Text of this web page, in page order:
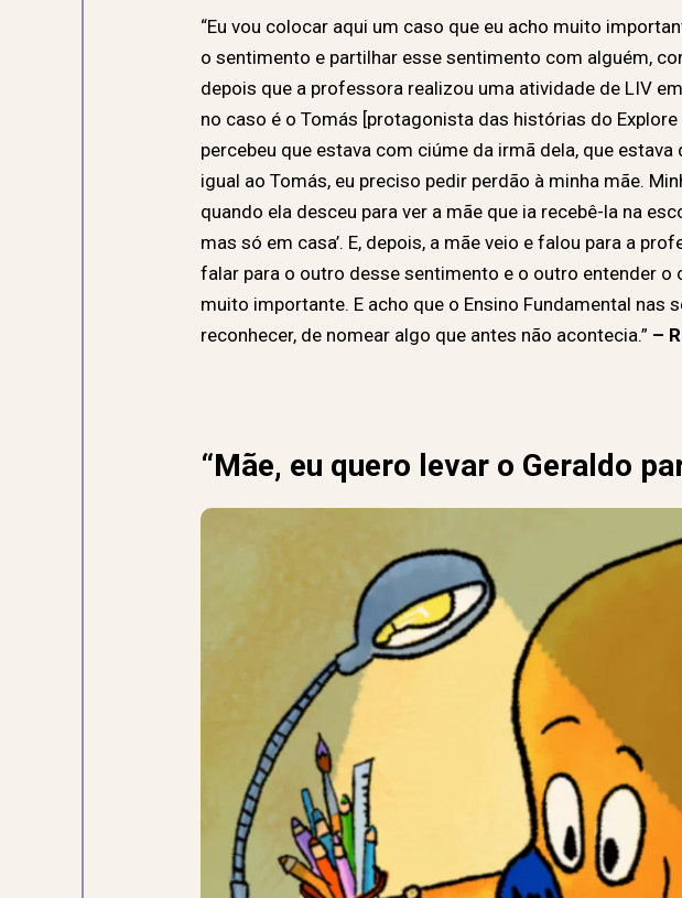
“Eu vou colocar aqui um caso que eu acho muito
o sentimento e partilhar esse sentimento com alguém,
depois que a professora realizou uma atividade de LIV
no caso é o Tomás [protagonista das histórias do Explore
percebeu que estava com ciúme da irmã dela, que
igual ao Tomás, eu preciso pedir perdão à minha mãe.
quando ela desceu para ver a mãe que ia recebê-la na
mas só em casa’. E, depois, a mãe veio e falou para a
falar para o outro desse sentimento e o outro entender
muito importante. E acho que o Ensino Fundamental
reconhecer, de nomear algo que antes não acontecia.” –
“Mãe, eu quero levar o Geraldo